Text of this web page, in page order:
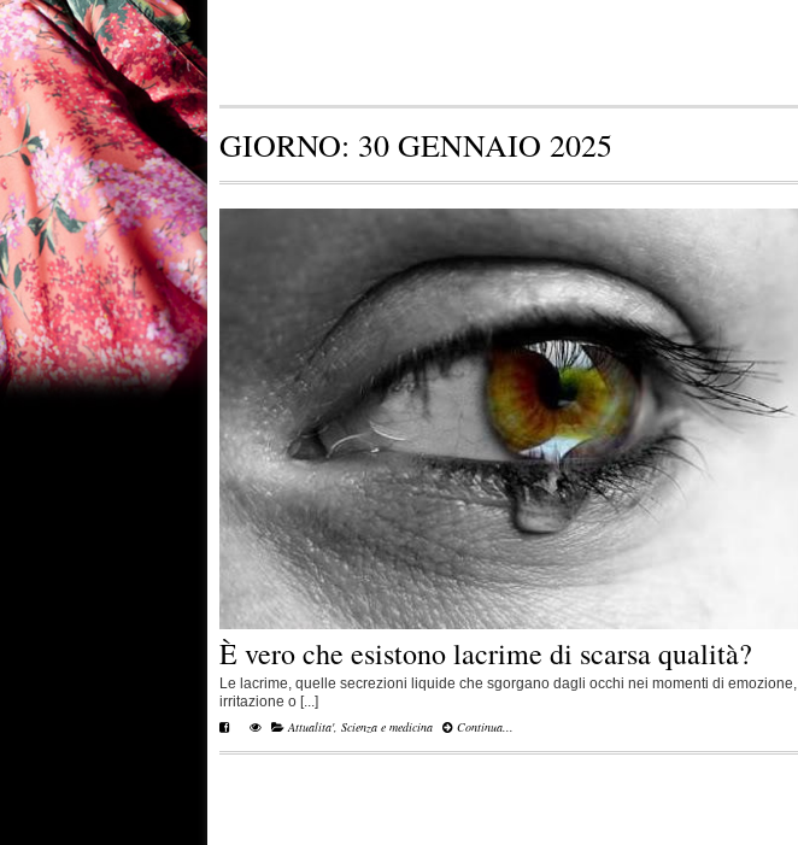
GIORNO: 30 GENNAIO 2025
È vero che esistono lacrime di scarsa qualità?
Le lacrime, quelle secrezioni liquide che sgorgano dagli occhi nei momenti di emozione,
irritazione o [...]
Attualita', Scienza e medicina Continua...